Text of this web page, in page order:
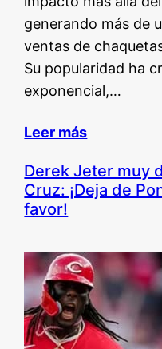
generando más de
ventas de
Su popularidad ha
exponencial,…
Leer más
Derek Jeter muy
Cruz: ¡Deja de
favor!